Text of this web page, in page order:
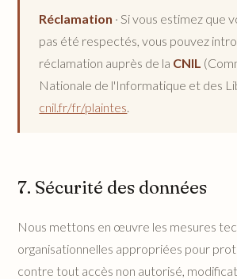
Réclamation · Si vous estimez que
pas été respectés, vous pouvez
réclamation auprès de la CNIL
Nationale de l'Informatique et des
cnil.fr/fr/plaintes.
7. Sécurité des données
Nous mettons en œuvre les mesures
organisationnelles appropriées pour
contre tout accès non autorisé,